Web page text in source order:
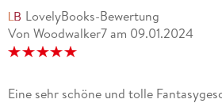
LovelyBooks-Bewertung
Von Woodwalker7 am 09.01.2024
Eine sehr schöne und tolle